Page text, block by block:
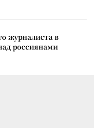
журналиста в
россиянами